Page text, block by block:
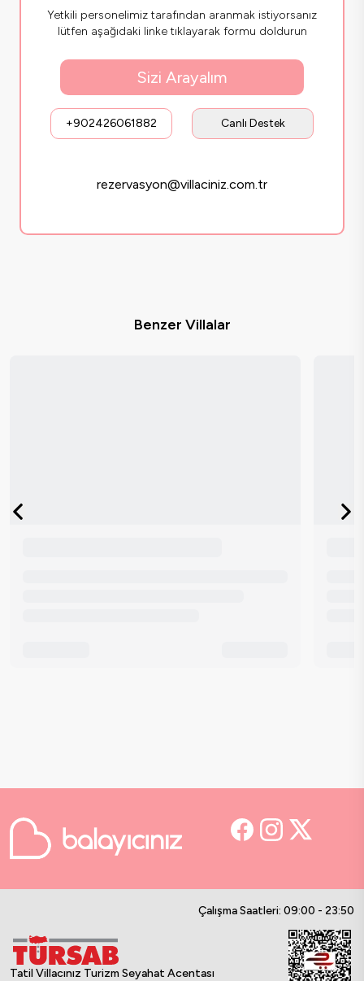
Yetkili personelimiz tarafından aranmak istiyorsanız
lütfen aşağıdaki linke tıklayarak formu doldurun
Sizi Arayalım
+902426061882 Canlı Destek
rezervasyon@villaciniz.com.tr
Benzer Villalar
Çalışma Saatleri: 09:00 - 23:50
Tatil Villacınız Turizm Seyahat Acentası